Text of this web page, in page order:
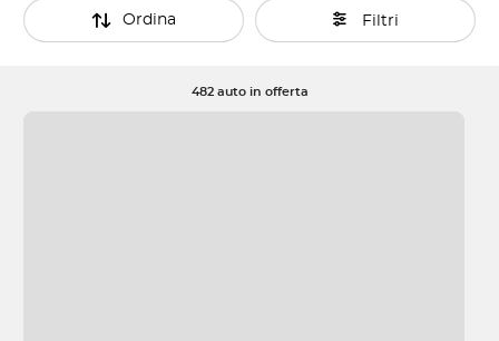
Ordina Filtri
482 auto in offerta